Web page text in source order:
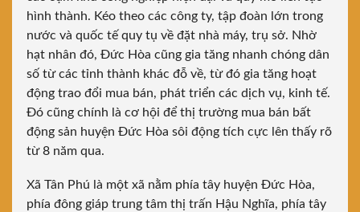
hình thành. Kéo theo các công ty, tập đoàn lớn trong
nước và quốc tế quy tụ về đặt nhà máy, trụ sở. Nhờ
hạt nhân đó, Đức Hòa cũng gia tăng nhanh chóng dân
số từ các tỉnh thành khác đỗ về, từ đó gia tăng hoạt
động trao đổi mua bán, phát triển các dịch vụ, kinh tế.
Đó cũng chính là cơ hội để thị trường mua bán bất
động sản huyện Đức Hòa sôi động tích cực lên thấy rõ
từ 8 năm qua.
Xã Tân Phú là một xã nằm phía tây huyện Đức Hòa,
phía đông giáp trung tâm thị trấn Hậu Nghĩa, phía tây